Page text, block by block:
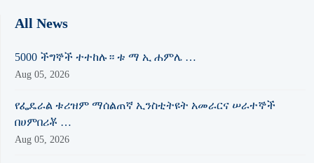
All News
5000 ችግኞች ተተከሉ። ቱ ማ ኢ ሐምሌ …
Aug 05, 2026
የፌዴራል ቱሪዝም ማሰልጠኛ ኢንስቲትዩት አመራርና ሠራተኞች
በሀምበሪቾ …
Aug 05, 2026